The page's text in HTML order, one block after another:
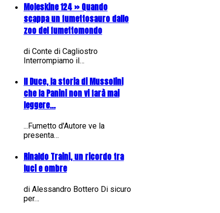
Moleskine 124 » Quando
scappa un fumettosauro dallo
zoo del fumettomondo
di Conte di Cagliostro
Interrompiamo il…
Il Duce, la storia di Mussolini
che la Panini non vi farà mai
leggere...
...Fumetto d'Autore ve la
presenta…
Rinaldo Traini, un ricordo tra
luci e ombre
di Alessandro Bottero Di sicuro
per…